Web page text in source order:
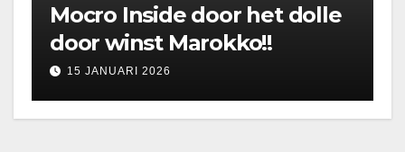
Mocro Inside door het dolle
door winst Marokko!!
15 JANUARI 2026